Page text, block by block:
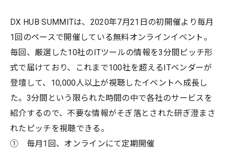
DX HUB SUMMITは、2020年7月21日の初開催より毎月
1回のペースで開催している無料オンラインイベント。
毎回、厳選した10社のITツールの情報を3分間ピッチ形
式で届けており、これまで100社を超えるITベンダーが
登壇して、10,000人以上が視聴したイベントへ成長し
た。3分間という限られた時間の中で各社のサービスを
紹介するので、不要な情報がそぎ落とされた研ぎ澄まさ
れたピッチを視聴できる。
① 毎月1回、オンラインにて定期開催